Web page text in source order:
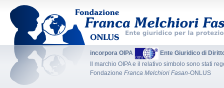
incorpora OIPA
Ente Giuridico di
Il marchio OIPA e il relativo simbolo sono stati
Fondazione Franca Melchiori Fasan-ONLUS